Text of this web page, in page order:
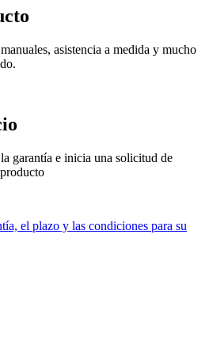
asistencia a medida y mucho
garantía e inicia una solicitud de
el plazo y las condiciones para su